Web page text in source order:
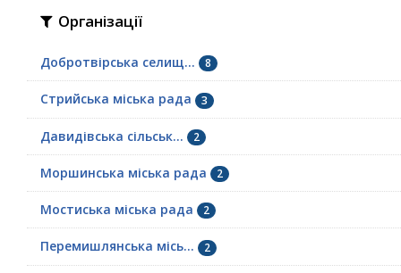
Організації
Добротвірська селищ... 8
Стрийська міська рада 3
Давидівська сільськ... 2
Моршинська міська рада 2
Мостиська міська рада 2
Перемишлянська місь... 2